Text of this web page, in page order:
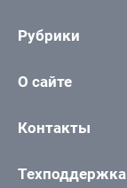
Рубрики
О сайте
Контакты
Техподдержка